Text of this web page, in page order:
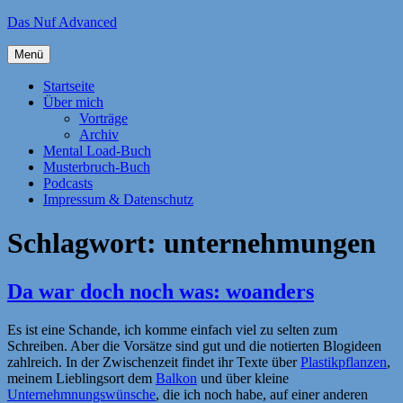
Zum
springen
Das Nuf Advanced
Menü
Startseite
Über mich
Vorträge
Archiv
Mental Load-Buch
Musterbruch-Buch
Podcasts
Impressum & Datenschutz
Schlagwort: unternehmungen
Da war doch noch was: woanders
Es ist eine Schande, ich komme einfach viel zu selten zum
Schreiben. Aber die Vorsätze sind gut und die notierten Blogideen
zahlreich. In der Zwischenzeit findet ihr Texte überPlastikpflanzen,
meinem Lieblingsort dem Balkon und über kleine
Unternehmnungswünsche, die ich noch habe, auf einer anderen